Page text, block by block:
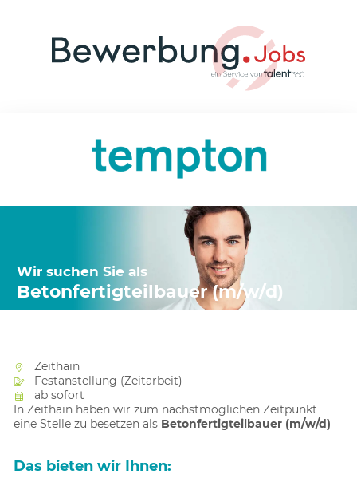
Wir suchen Sie als
Betonfertigteilbauer (m/w/d)
Zeithain
Festanstellung (Zeitarbeit)
ab sofort
In Zeithain haben wir zum nächstmöglichen Zeitpunkt
eine Stelle zu besetzen als Betonfertigteilbauer (m/w/d)
Das bieten wir Ihnen: